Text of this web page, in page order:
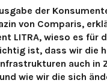
der
von Comparis,
LITRA, wieso es für
ist, dass wir die
auch in
wie wir die sich